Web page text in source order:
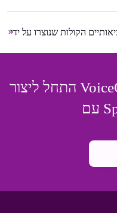
התחל ליצור VoiceOvers עבור ה-Reels שלך